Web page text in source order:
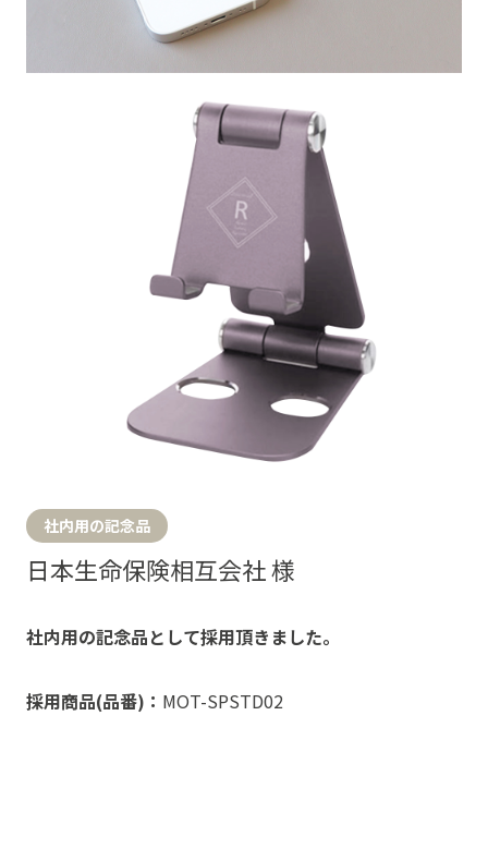
社内用の記念品
日本生命保険相互会社 様
社内用の記念品として採用頂きました。
採用商品(品番)： MOT-SPSTD02